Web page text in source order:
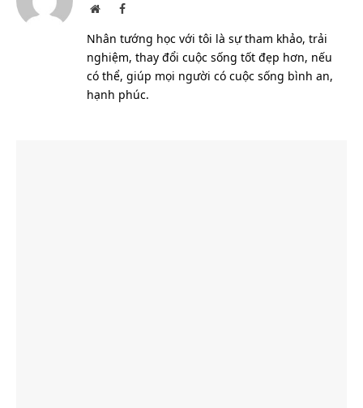
WebsiteFacebook
Nhân tướng học với tôi là sự tham khảo, trải
nghiệm, thay đổi cuộc sống tốt đẹp hơn, nếu
có thể, giúp mọi người có cuộc sống bình an,
hạnh phúc.